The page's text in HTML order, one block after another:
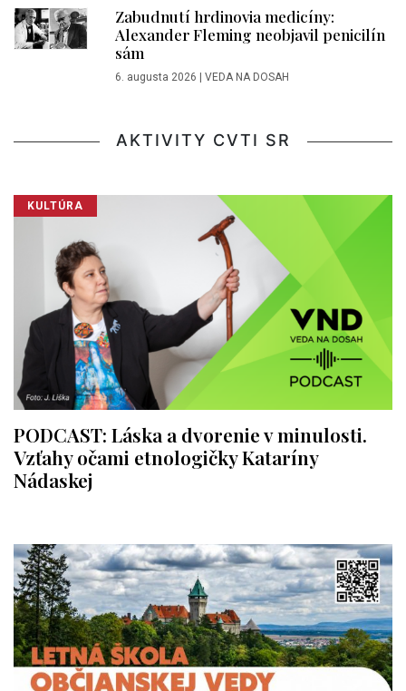
Zabudnutí hrdinovia medicíny:
Alexander Fleming neobjavil penicilín
sám
6. augusta 2026 VEDA NA DOSAH
AKTIVITY CVTI SR
KULTÚRA
PODCAST: Láska a dvorenie v minulosti.
Vzťahy očami etnologičky Kataríny
Nádaskej